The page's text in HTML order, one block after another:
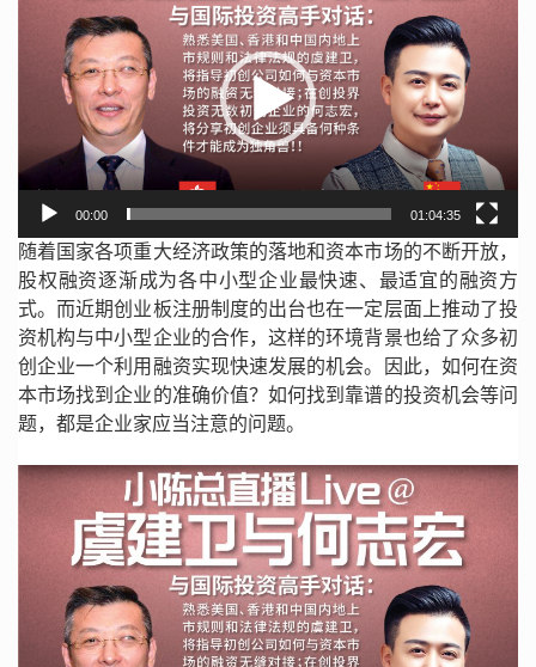
00:00 01:04:35
随着国家各项重大经济政策的落地和资本市场的不断开放，
股权融资逐渐成为各中小型企业最快速、最适宜的融资方
式。而近期创业板注册制度的出台也在一定层面上推动了投
资机构与中小型企业的合作，这样的环境背景也给了众多初
创企业一个利用融资实现快速发展的机会。因此，如何在资
本市场找到企业的准确价值？如何找到靠谱的投资机会等问
题，都是企业家应当注意的问题。